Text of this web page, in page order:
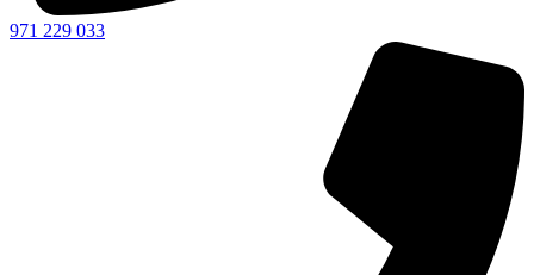
971 229 033